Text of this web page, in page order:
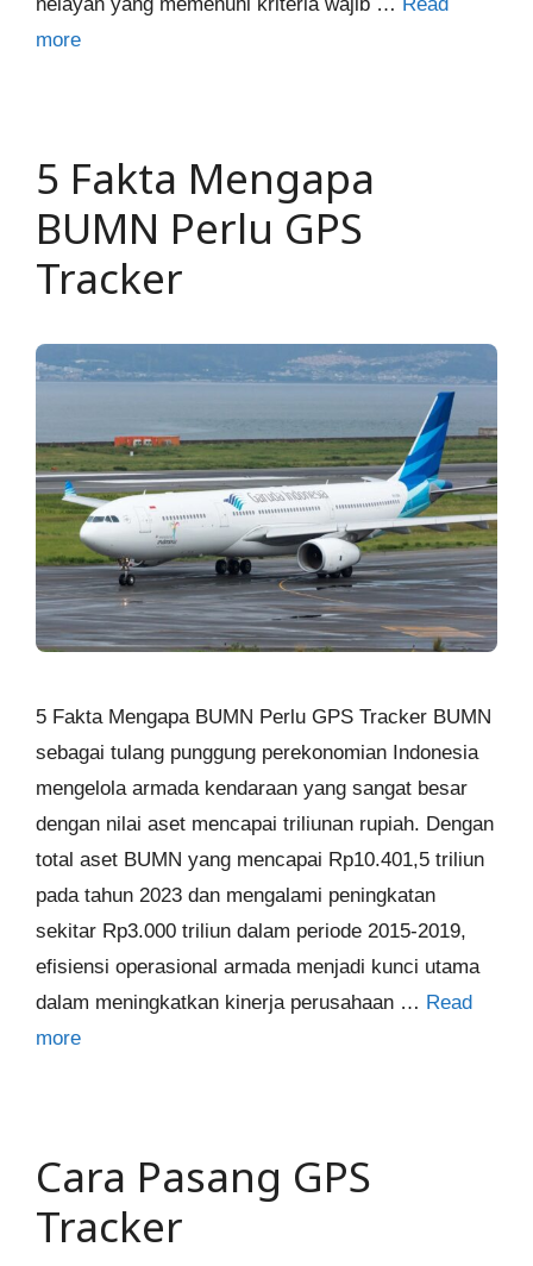
nelayan yang memenuhi kriteria wajib … Read
more
5 Fakta Mengapa
BUMN Perlu GPS
Tracker
5 Fakta Mengapa BUMN Perlu GPS Tracker BUMN
sebagai tulang punggung perekonomian Indonesia
mengelola armada kendaraan yang sangat besar
dengan nilai aset mencapai triliunan rupiah. Dengan
total aset BUMN yang mencapai Rp10.401,5 triliun
pada tahun 2023 dan mengalami peningkatan
sekitar Rp3.000 triliun dalam periode 2015-2019,
efisiensi operasional armada menjadi kunci utama
dalam meningkatkan kinerja perusahaan … Read
more
Cara Pasang GPS
Tracker